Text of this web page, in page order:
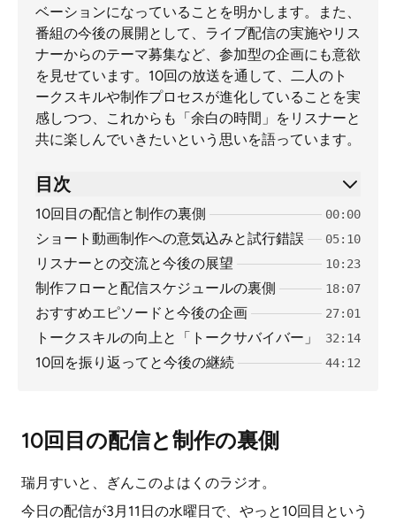
ベーションになっていることを明かします。また、
番組の今後の展開として、ライブ配信の実施やリス
ナーからのテーマ募集など、参加型の企画にも意欲
を見せています。10回の放送を通して、二人のト
ークスキルや制作プロセスが進化していることを実
感しつつ、これからも「余白の時間」をリスナーと
共に楽しんでいきたいという思いを語っています。
目次
10回目の配信と制作の裏側 00:00
ショート動画制作への意気込みと試行錯誤 05:10
リスナーとの交流と今後の展望 10:23
制作フローと配信スケジュールの裏側 18:07
おすすめエピソードと今後の企画 27:01
トークスキルの向上と「トークサバイバー」 32:14
10回を振り返ってと今後の継続 44:12
10回目の配信と制作の裏側
瑞月すいと、ぎんこのよはくのラジオ。
今日の配信が3月11日の水曜日で、やっと10回目という